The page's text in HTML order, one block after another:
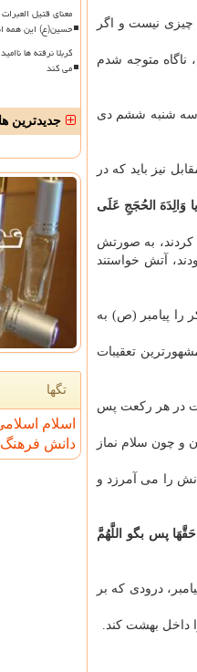
چیزی نیست و اگر
ناگاه متوجه شدم
روز سه شنبه ششم دی
نیز باید که در
وَالِدَهَ الحُجَجِ عَلَی
کردند، به صورتش
آتش خواستند
روایات، این ذکر را پیامبر (ص) به
تعقیبات
در هر رکعت پس
و چون سلام نماز
را می آمرزد و
پس بگو اللَّهُمَّ
درودی که بر
داخل بهشت کند.
معنای قتیل
حسین(ع) این همه
کربلا نرفته ها
می کند
جدیدترین ها
تگها
اسلام
دانش فرهنگ